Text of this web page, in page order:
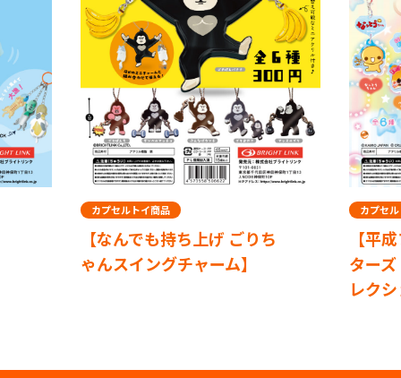
カプセルトイ商品
【なんでも持ち上げ ごりち
ゃんスイングチャーム】
カプセ
【平
ター
レク